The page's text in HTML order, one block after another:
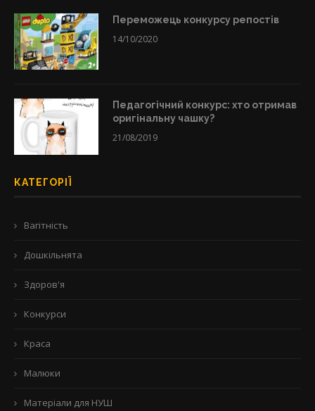
Переможець конкурсу репостів
14/10/2020
Педагогічний конкурс: хто отримав
оригінальну чашку?
21/08/2019
КАТЕГОРІЇ
Вагітність
Дошкільнята
Здоров'я
Конкурси
Краса
Малюки
Матеріали для НУШ